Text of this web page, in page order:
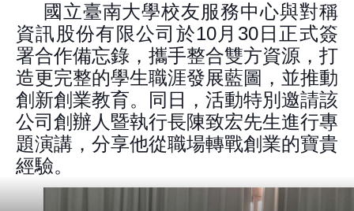
國立臺南大學校友服務中心與對稱
資訊股份有限公司於10 月 30日正式簽
署合作備忘錄，攜手整合雙方資源，打
造更完整的學生職涯發展藍圖，並推動
創新創業教育。同日，活動特別邀請該
公司創辦人暨執行長陳致宏先生進行專
題演講，分享他從職場轉戰創業的寶貴
經驗。